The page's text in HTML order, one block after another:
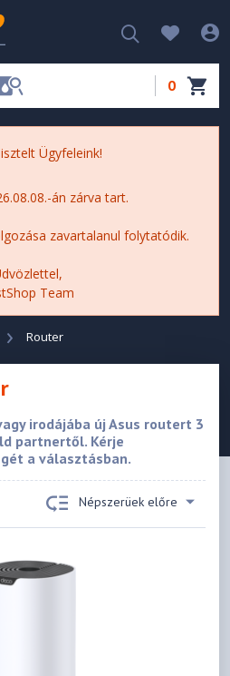
0
Ügyfeleink!
án zárva tart.
zavartalanul folytatódik.
Team
Router
irodájába új Asus routert 3
partnertől. Kérje
a választásban.
Népszerüek előre